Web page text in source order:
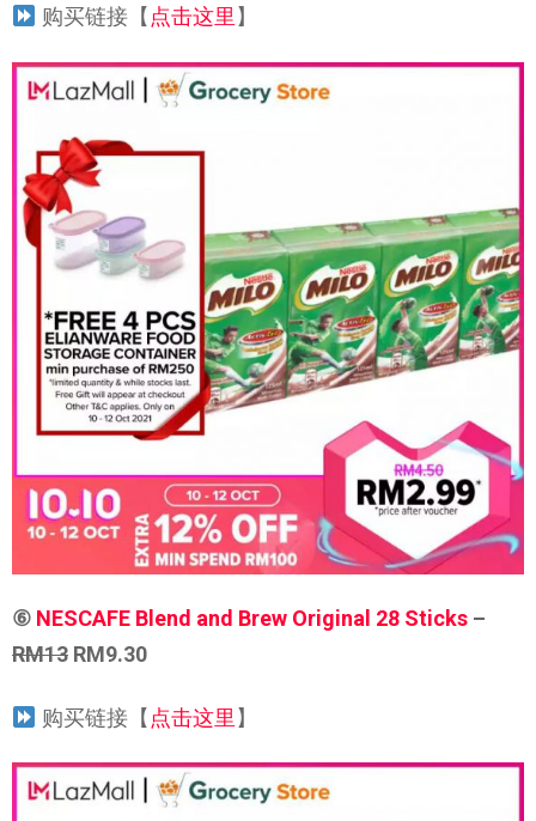
购买链接【 点击这里 】
⑥ NESCAFE Blend and Brew Original 28 Sticks –
RM13 RM9.30
购买链接【 点击这里 】